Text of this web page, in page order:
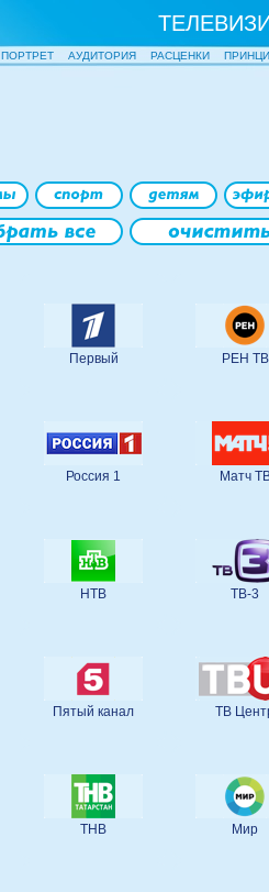
ПОРТРЕТ АУДИТОРИЯ РАСЦЕНКИ
Первый РЕН ТВ
Россия 1 Матч
НТВ ТВ-3
Пятый канал ТВ
ТНВ Мир